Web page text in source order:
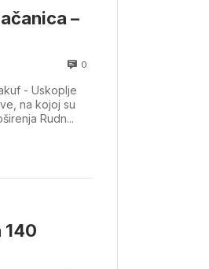
–
0
- Uskoplje
na kojoj su
Rudn...
140